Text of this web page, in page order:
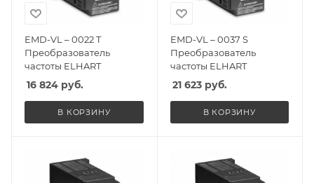
EMD-VL – 0022 T
Преобразователь
частоты ELHART
16 824 руб.
В КОРЗИНУ
EMD-VL – 0037 S
Преобразователь
частоты ELHART
21 623руб.
В КОРЗИНУ